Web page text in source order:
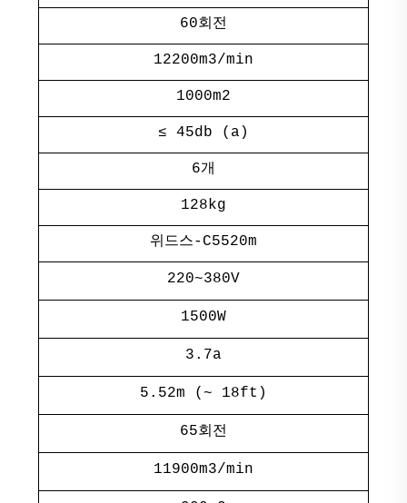
60회전
12200m3/min
1000m2
≤ 45db (a)
6개
128kg
위드스-C5520m
220~380V
1500W
3.7a
5.52m (~ 18ft)
65회전
11900m3/min